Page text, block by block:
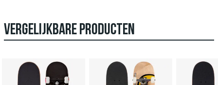
VERGELIJKBARE PRODUCTEN